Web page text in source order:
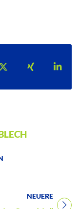
auf Facebook
Teilen auf X
Teilen auf
NEUERE